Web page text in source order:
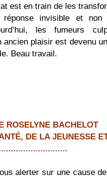
est en train de les
invisible et
les fumeurs
ancien plaisir est devenu
Beau travail.
ROSELYNE BACHELOT
DE LA JEUNESSE
alerter sur une cause